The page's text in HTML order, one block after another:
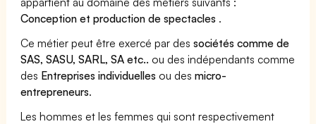
Conception et production de spectacles .
Ce métier peut être exercé par dessociétés comme de
SAS, SASU, SARL, SA etc.. ou des indépendants comme
des Entreprises individuelles ou desmicro-
entrepreneurs.
Les hommes et les femmes qui sont respectivement